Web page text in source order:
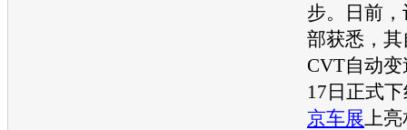
步。日前
部获悉，
CVT自动
17日正式
京车展上亮